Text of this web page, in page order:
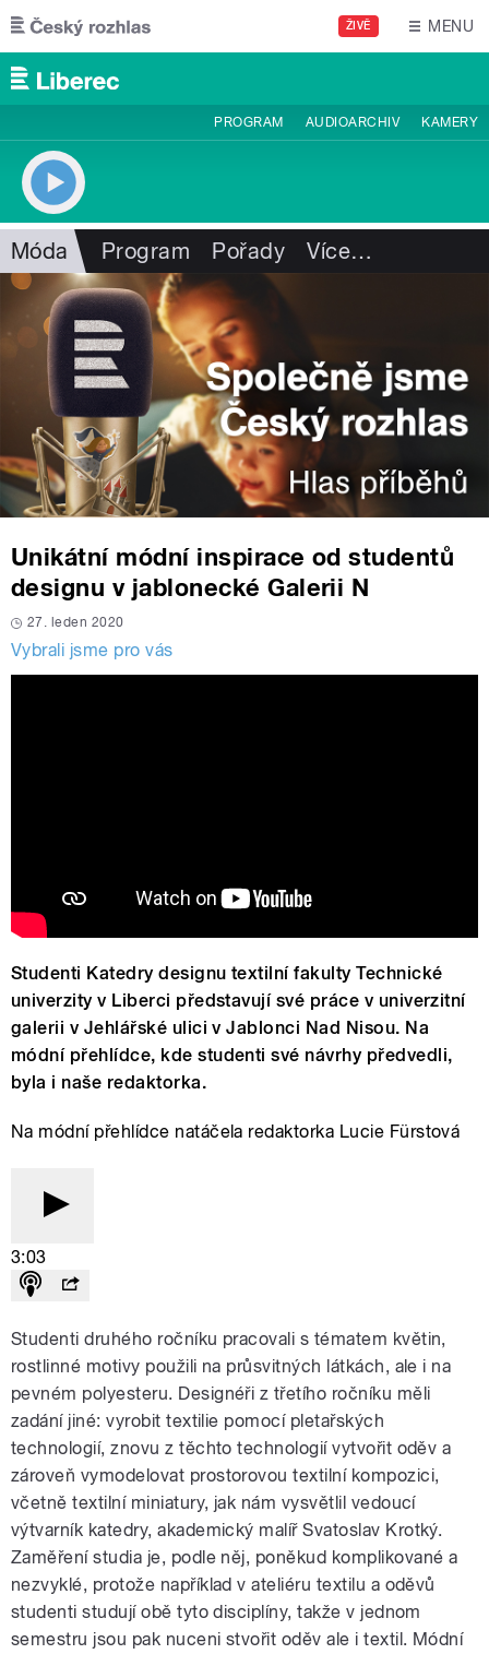
Přejít k hlavnímu obsahu
ŽIVĚ MENU
PROGRAM AUDIOARCHIV KAMERY
Móda Program Pořady Více…
Unikátní módní inspirace od studentů
designu v jablonecké Galerii N
27. leden 2020
Vybrali jsme pro vás
Studenti Katedry designu textilní fakulty Technické
univerzity v Liberci představují své práce v univerzitní
galerii v Jehlářské ulici v Jablonci Nad Nisou. Na
módní přehlídce, kde studenti své návrhy předvedli,
byla i naše redaktorka.
Na módní přehlídce natáčela redaktorka Lucie Fürstová
3:03
Studenti druhého ročníku pracovali s tématem květin,
rostlinné motivy použili na průsvitných látkách, ale i na
pevném polyesteru. Designéři z třetího ročníku měli
zadání jiné: vyrobit textilie pomocí pletařských
technologií, znovu z těchto technologií vytvořit oděv a
zároveň vymodelovat prostorovou textilní kompozici,
včetně textilní miniatury, jak nám vysvětlil vedoucí
výtvarník katedry, akademický malíř Svatoslav Krotký.
Zaměření studia je, podle něj, poněkud komplikované a
nezvyklé, protože například v ateliéru textilu a oděvů
studenti studují obě tyto disciplíny, takže v jednom
semestru jsou pak nuceni stvořit oděv ale i textil. Módní